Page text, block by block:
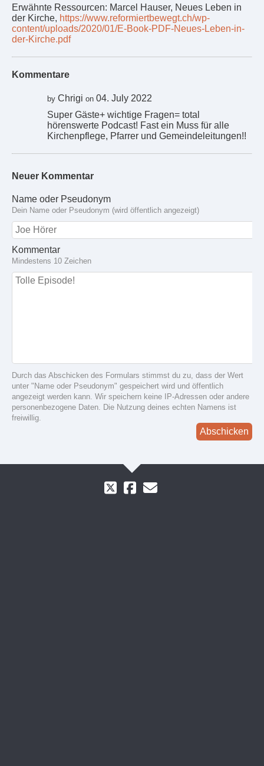
Erwähnte Ressourcen: Marcel Hauser, Neues Leben in
der Kirche, https://www.reformiertbewegt.ch/wp-
content/uploads/2020/01/E-Book-PDF-Neues-Leben-in-
der-Kirche.pdf
Kommentare
by Chrigi on 04. July 2022
Super Gäste+ wichtige Fragen= total
hörenswerte Podcast! Fast ein Muss für alle
Kirchenpflege, Pfarrer und Gemeindeleitungen!!
Neuer Kommentar
Name oder Pseudonym
Dein Name oder Pseudonym (wird öffentlich angezeigt)
Kommentar
Mindestens 10 Zeichen
Durch das Abschicken des Formulars stimmst du zu, dass der Wert
unter "Name oder Pseudonym" gespeichert wird und öffentlich
angezeigt werden kann. Wir speichern keine IP-Adressen oder andere
personenbezogene Daten. Die Nutzung deines echten Namens ist
freiwillig.
Abschicken